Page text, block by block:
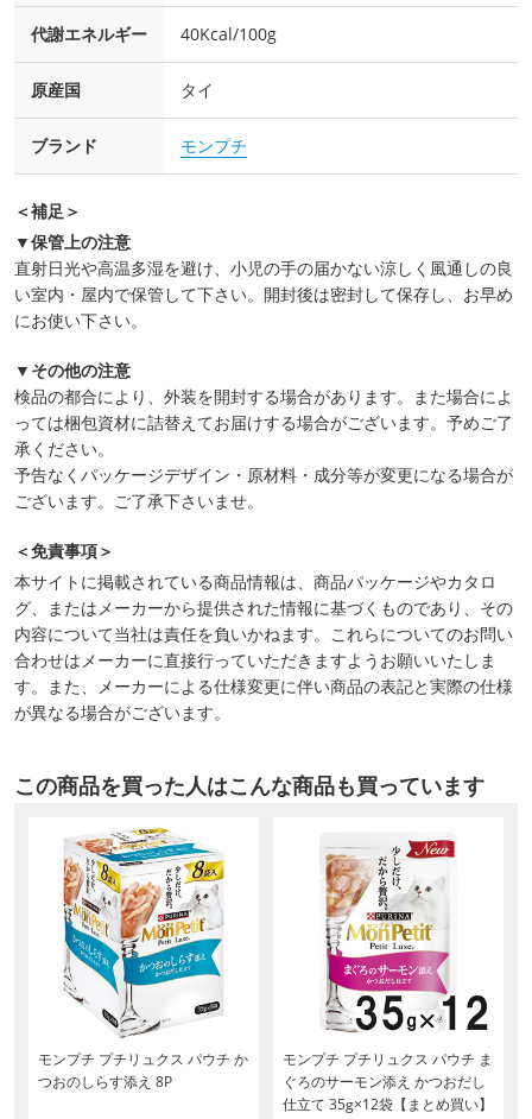
代謝エネルギー 40Kcal/100g
原産国 タイ
ブランド モンプチ
＜補足＞
▼保管上の注意
直射日光や高温多湿を避け、小児の手の届かない涼しく風通しの良
い室内・屋内で保管して下さい。開封後は密封して保存し、お早め
にお使い下さい。
▼その他の注意
検品の都合により、外装を開封する場合があります。また場合によ
っては梱包資材に詰替えてお届けする場合がございます。予めご了
承ください。
予告なくパッケージデザイン・原材料・成分等が変更になる場合が
ございます。ご了承下さいませ。
＜免責事項＞
本サイトに掲載されている商品情報は、商品パッケージやカタロ
グ、またはメーカーから提供された情報に基づくものであり、その
内容について当社は責任を負いかねます。これらについてのお問い
合わせはメーカーに直接行っていただきますようお願いいたしま
す。また、メーカーによる仕様変更に伴い商品の表記と実際の仕様
が異なる場合がございます。
この商品を買った人はこんな商品も買っています
モンプチ プチリュクス パウチ か
つおのしらす添え 8P
モンプチ プチリュクス パウチ ま
ぐろのサーモン添え かつおだし
仕立て 35g×12袋【まとめ買い】